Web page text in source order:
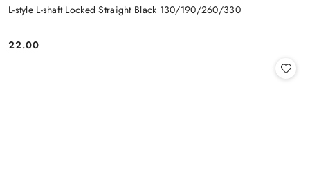
L-style L-shaft Locked Straight Black 130/190/260/330
Cena:
22.00